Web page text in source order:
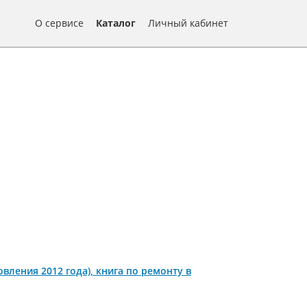
О сервисе Каталог Личный кабинет
2012 года), книга по ремонту в